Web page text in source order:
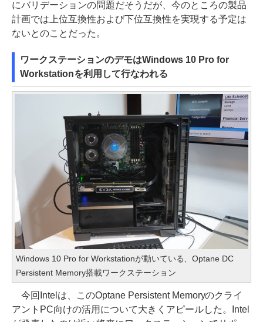
にバリデーションの問題だそうだが、今のところの製品
計画では上位互換性および下位互換性を実現する予定は
ないとのことだった。
ワークステーションのデモはWindows 10 Pro for
Workstationを利用して行なわれる
Windows 10 Pro for Workstationが動いている、Optane DC
Persistent Memory搭載ワークステーション
今回Intelは、このOptane Persistent Memoryのクライ
アントPC向けの活用について大きくアピールした。Intel